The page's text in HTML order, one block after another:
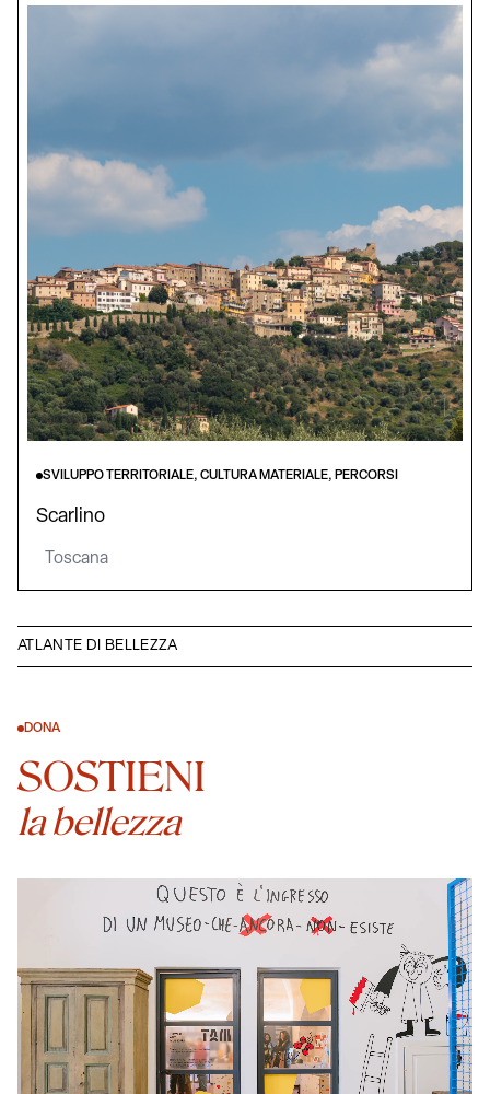
ATLANTE DI BELLEZZA
SVILUPPO TERRITORIALE, CULTURA MATERIALE, PERCORSI
Scarlino
Toscana
DONA
SOSTIENI
la bellezza